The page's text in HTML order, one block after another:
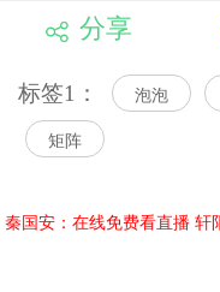
分享
标签1： 泡泡
矩阵
秦国安：在线免费看直播 轩